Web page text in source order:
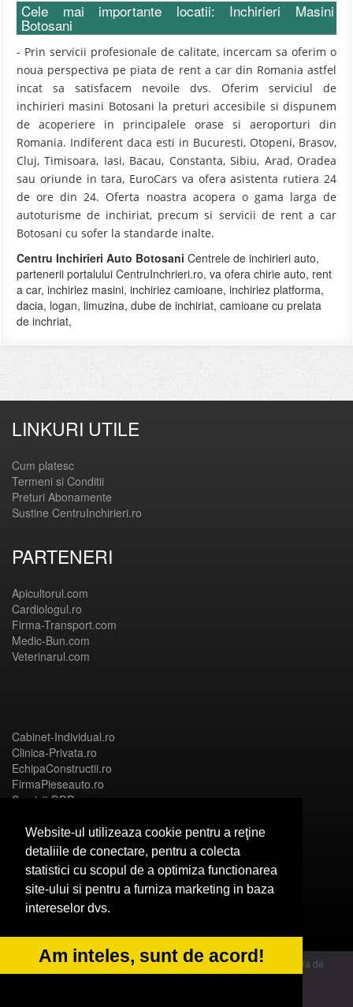
Website-ul utilizeaza cookie pentru a reţine
detaliile de conectare, pentru a colecta
statistici cu scopul de a optimiza functionarea
site-ului si pentru a furniza marketing in baza
intereselor dvs.
Am inteles, sunt de acord!
Cele mai importante locatii: Inchirieri Masini
Botosani
- Prin servicii profesionale de calitate, incercam sa oferim o
noua perspectiva pe piata de rent a car din Romania astfel
incat sa satisfacem nevoile dvs. Oferim serviciul de
inchirieri masini Botosani la preturi accesibile si dispunem
de acoperiere in principalele orase si aeroporturi din
Romania. Indiferent daca esti in Bucuresti, Otopeni, Brasov,
Cluj, Timisoara, Iasi, Bacau, Constanta, Sibiu, Arad, Oradea
sau oriunde in tara, EuroCars va ofera asistenta rutiera 24
de ore din 24. Oferta noastra acopera o gama larga de
autoturisme de inchiriat, precum si servicii de rent a car
Botosani cu sofer la standarde inalte.
Centru Inchirieri Auto Botosani Centrele de inchirieri auto,
partenerii portalului CentruInchrieri.ro, va ofera chirie auto, rent
a car, inchiriez masini, inchiriez camioane, inchiriez platforma,
dacia, logan, limuzina, dube de inchiriat, camioane cu prelata
de inchriat,
LINKURI UTILE
Cum platesc
Termeni si Conditii
Preturi Abonamente
Sustine CentruInchirieri.ro
PARTENERI
Apicultorul.com
Cardiologul.ro
Firma-Transport.com
Medic-Bun.com
Veterinarul.com
Cabinet-Individual.ro
Clinica-Privata.ro
EchipaConstructii.ro
FirmaPieseauto.ro
Servicii-DDD.com
Birouri-Cadastru.ro
CramaVinuri.ro
FirmaTractariAuto.ro
© 2014 Powered by OdinMedia | este inscrisa la Autoritatea Nationala de